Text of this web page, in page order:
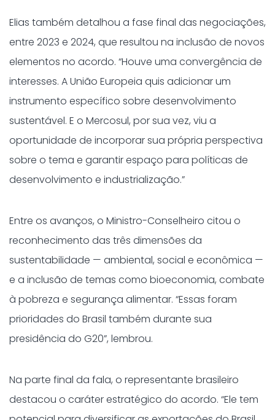
Elias também detalhou a fase final das negociações,
entre 2023 e 2024, que resultou na inclusão de novos
elementos no acordo. “Houve uma convergência de
interesses. A União Europeia quis adicionar um
instrumento específico sobre desenvolvimento
sustentável. E o Mercosul, por sua vez, viu a
oportunidade de incorporar sua própria perspectiva
sobre o tema e garantir espaço para políticas de
desenvolvimento e industrialização.”
Entre os avanços, o Ministro-Conselheiro citou o
reconhecimento das três dimensões da
sustentabilidade — ambiental, social e econômica —
e a inclusão de temas como bioeconomia, combate
à pobreza e segurança alimentar. “Essas foram
prioridades do Brasil também durante sua
presidência do G20”, lembrou.
Na parte final da fala, o representante brasileiro
destacou o caráter estratégico do acordo. “Ele tem